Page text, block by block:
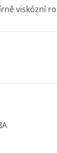
viskózní